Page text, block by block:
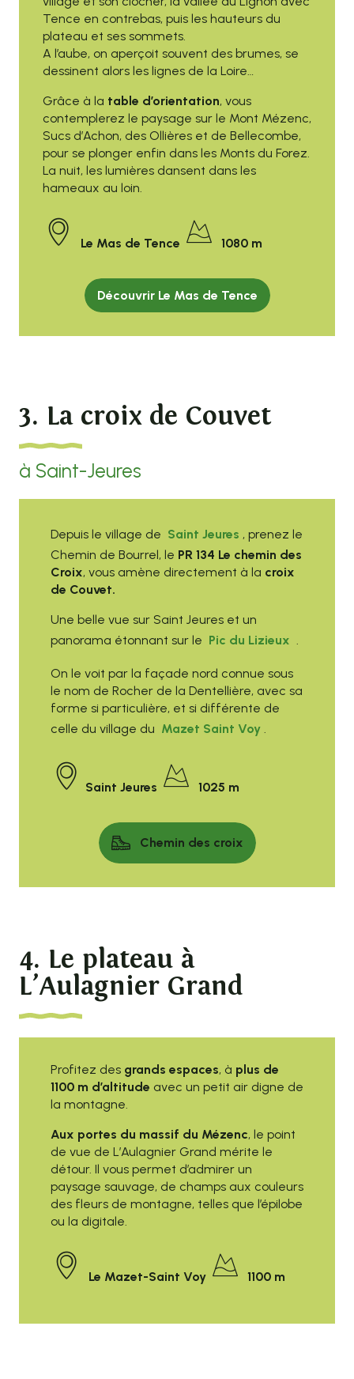
Tence en contrebas, puis les hauteurs du
plateau et ses sommets.
A l’aube, on aperçoit souvent des brumes, se
dessinent alors les lignes de la Loire…
Grâce à la table d’orientation, vous
contemplerez le paysage sur le Mont Mézenc,
Sucs d’Achon, des Ollières et de Bellecombe,
pour se plonger enfin dans les Monts du Forez.
La nuit, les lumières dansent dans les
hameaux au loin.
Le Mas de Tence 1080 m
Découvrir Le Mas de Tence
3. La croix de Couvet
à Saint-Jeures
Depuis le village de Saint Jeures , prenez le
Chemin de Bourrel, le PR 134 Le chemin des
Croix, vous amène directement à la croix
de Couvet.
Une belle vue sur Saint Jeures et un
panorama étonnant sur le Pic du Lizieux .
On le voit par la façade nord connue sous
le nom de Rocher de la Dentellière, avec sa
forme si particulière, et si différente de
celle du village du Mazet Saint Voy .
Saint Jeures 1025 m
Chemin des croix
4. Le plateau à
L’Aulagnier Grand
Profitez des grands espaces, à plus de
1100 m d’altitude avec un petit air digne de
la montagne.
Aux portes du massif du Mézenc, le point
de vue de L’Aulagnier Grand mérite le
détour. Il vous permet d’admirer un
paysage sauvage, de champs aux couleurs
des fleurs de montagne, telles que l’épilobe
ou la digitale.
Le Mazet-Saint Voy 1100 m